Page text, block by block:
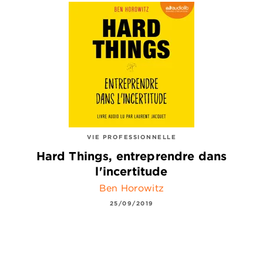
VIE PROFESSIONNELLE
Hard Things, entreprendre dans
l'incertitude
Ben Horowitz
25/09/2019